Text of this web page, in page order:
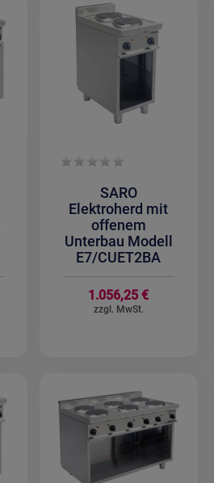
SARO
Elektroherd mit
offenem
Unterbau Modell
E7/CUET2BA
1.056,25 €